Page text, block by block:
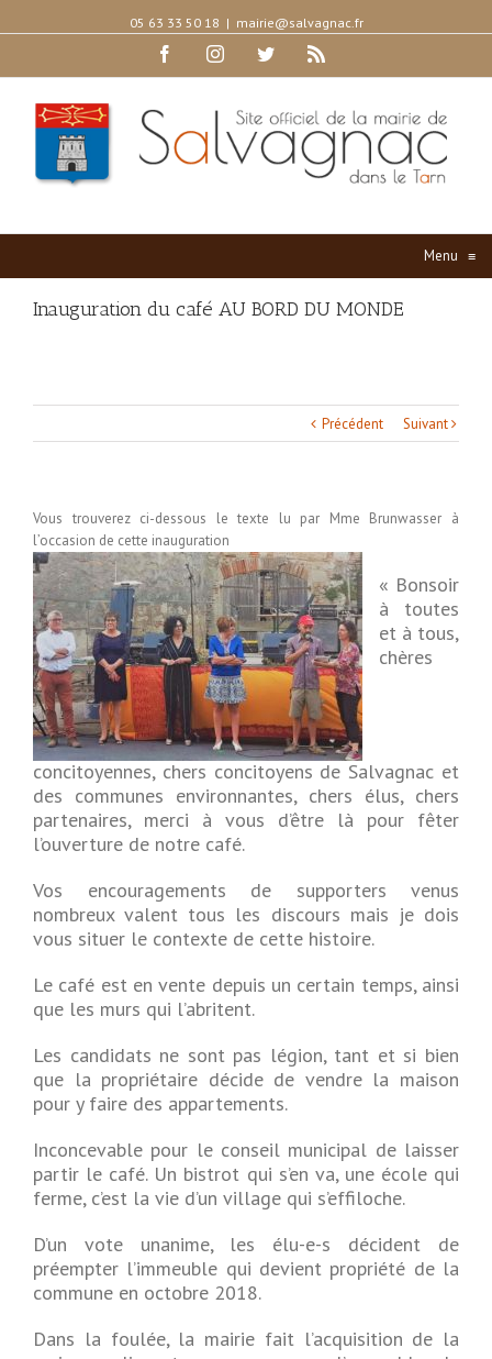
05 63 33 50 18 | mairie@salvagnac.fr
FacebookInstagramTwitter
Menu ≡
Inauguration du café AU BORD DU MONDE
Précédent Suivant
Vous trouverez ci-dessous le texte lu par Mme Brunwasser à
l’occasion de cette inauguration
« Bonsoir
à toutes
et à tous,
chères
concitoyennes, chers concitoyens de Salvagnac et
des communes environnantes, chers élus, chers
partenaires, merci à vous d’être là pour fêter
l’ouverture de notre café.
Vos encouragements de supporters venus
nombreux valent tous les discours mais je dois
vous situer le contexte de cette histoire.
Le café est en vente depuis un certain temps, ainsi
que les murs qui l’abritent.
Les candidats ne sont pas légion, tant et si bien
que la propriétaire décide de vendre la maison
pour y faire des appartements.
Inconcevable pour le conseil municipal de laisser
partir le café. Un bistrot qui s’en va, une école qui
ferme, c’est la vie d’un village qui s’effiloche.
D’un vote unanime, les élu-e-s décident de
préempter l’immeuble qui devient propriété de la
commune en octobre 2018.
Dans la foulée, la mairie fait l’acquisition de la